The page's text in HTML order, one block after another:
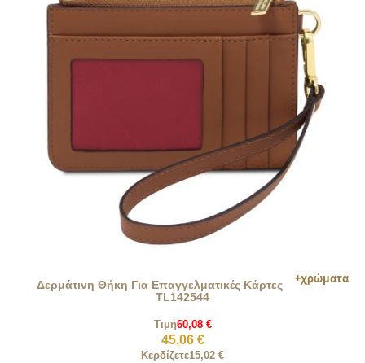
Δερμάτινη Θήκη Για Επαγγελματικές Κάρτες
TL142544
Τιμή60,08 €
45,06 €
Κερδίζετε15,02 €